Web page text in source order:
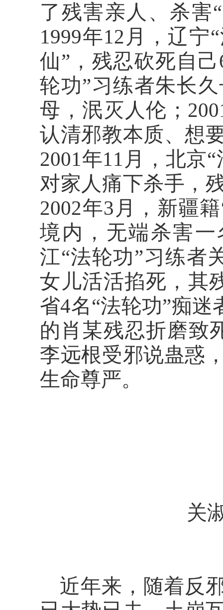
了残害亲人、杀害
1999年12月，辽宁
仙”，残忍砍死自
轮功”习练者朱长
母，泯灭人伦；
认清邪教本质、想
2001年11月，北京
对家人痛下杀手，
2002年3月，新疆
境内，无端杀害一
江“法轮功”习练者
女儿活活掐死，其
省4名“法轮功”痴迷
的肖某残忍折磨致
李远根受邪说蛊惑
生命尊严。
关
近年来，随着反